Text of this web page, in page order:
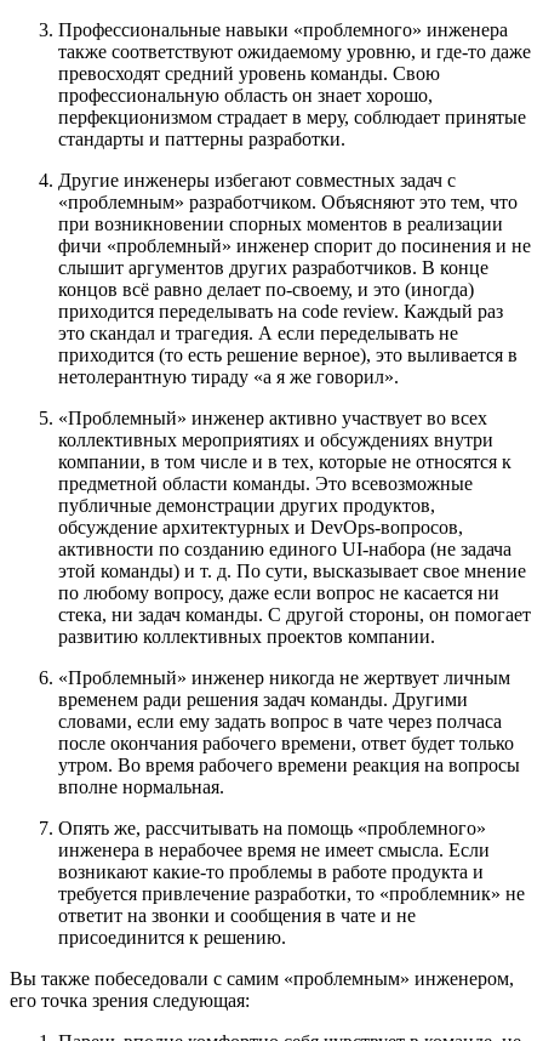
Профессиональные навыки «проблемного» инженера
также соответствуют ожидаемому уровню, и где-то даже
превосходят средний уровень команды. Свою
профессиональную область он знает хорошо,
перфекционизмом страдает в меру, соблюдает принятые
стандарты и паттерны разработки.
Другие инженеры избегают совместных задач с
«проблемным» разработчиком. Объясняют это тем, что
при возникновении спорных моментов в реализации
фичи «проблемный» инженер спорит до посинения и не
слышит аргументов других разработчиков. В конце
концов всё равно делает по-своему, и это (иногда)
приходится переделывать на code review. Каждый раз
это скандал и трагедия. А если переделывать не
приходится (то есть решение верное), это выливается в
нетолерантную тираду «а я же говорил».
«Проблемный» инженер активно участвует во всех
коллективных мероприятиях и обсуждениях внутри
компании, в том числе и в тех, которые не относятся к
предметной области команды. Это всевозможные
публичные демонстрации других продуктов,
обсуждение архитектурных и DevOps-вопросов,
активности по созданию единого UI-набора (не задача
этой команды) и т. д. По сути, высказывает свое мнение
по любому вопросу, даже если вопрос не касается ни
стека, ни задач команды. С другой стороны, он помогает
развитию коллективных проектов компании.
«Проблемный» инженер никогда не жертвует личным
временем ради решения задач команды. Другими
словами, если ему задать вопрос в чате через полчаса
после окончания рабочего времени, ответ будет только
утром. Во время рабочего времени реакция на вопросы
вполне нормальная.
Опять же, рассчитывать на помощь «проблемного»
инженера в нерабочее время не имеет смысла. Если
возникают какие-то проблемы в работе продукта и
требуется привлечение разработки, то «проблемник» не
ответит на звонки и сообщения в чате и не
присоединится к решению.
Вы также побеседовали с самим «проблемным» инженером,
его точка зрения следующая: